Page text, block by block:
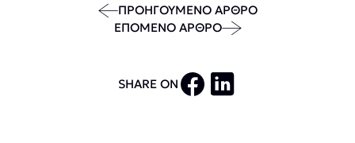
ΠΡΟΗΓΟΥΜΕΝΟ ΑΡΘΡΟ
SHARE ON
ΕΠΟΜΕΝΟ ΑΡΘΡΟ